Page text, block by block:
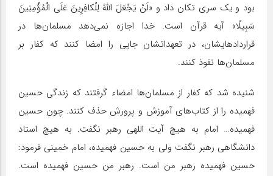
بود و یک سری تکان داد و «لَنْ یَجْعَلَ اللَّهُ لِلْکافِرِینَ‏ عَلَى الْمُؤْمِنِینَ
سَبِیلًا» آیه قرآن است. خدا اجازه نمی‌دهد مسلمان‌ها در
قراردادهایشان، در تعهداتشان جایی را امضا کنند که کفار بر
مسلمان‌ها نفوذ کنند.
شنیده شد که کفار از مسلمان‌ها امضاء گرفتند که زندگی حسین
فهمیده را از کتاب‌های آموزش و پرورش حذف کنند. چون حسین
فهمیده… امام به هیچ آیت اللهی رهبر نگفت. به هیچ استاد
دانشگاهی رهبر نگفت ولی به حسین فهمیده، امام خمینی فرمود:
حسین فهمیده رهبر من است. رهبر من حسین فهمیده است.